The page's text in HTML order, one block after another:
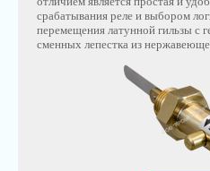
срабатывания реле и выбором
перемещения латунной гильзы с
сменных лепестка из